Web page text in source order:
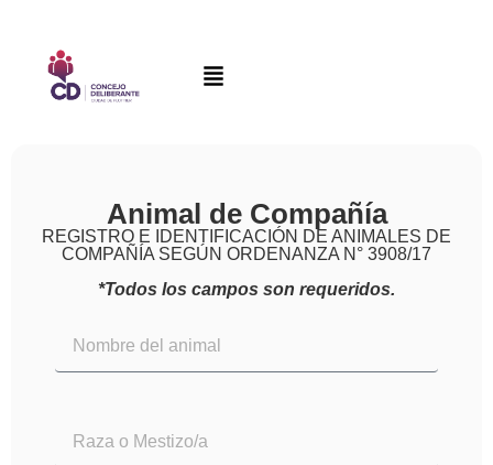
Animal de Compañía
REGISTRO E IDENTIFICACIÓN DE ANIMALES DE
COMPAÑÍA SEGÚN ORDENANZA N° 3908/17
*Todos los campos son requeridos.